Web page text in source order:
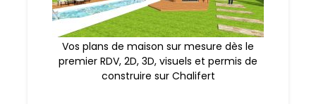
Vos plans de maison sur mesure dès le
premier RDV, 2D, 3D, visuels et permis de
construire sur Chalifert